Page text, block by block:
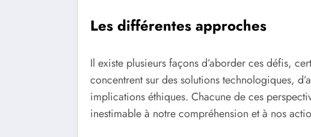
Les différentes approches
Il existe plusieurs façons d’aborder ces défis,
concentrent sur des solutions technologiques,
implications éthiques. Chacune de ces
inestimable à notre compréhension et à nos